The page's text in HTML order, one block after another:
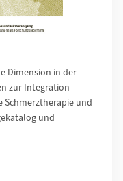
Dimension in der
zur Integration
und
und